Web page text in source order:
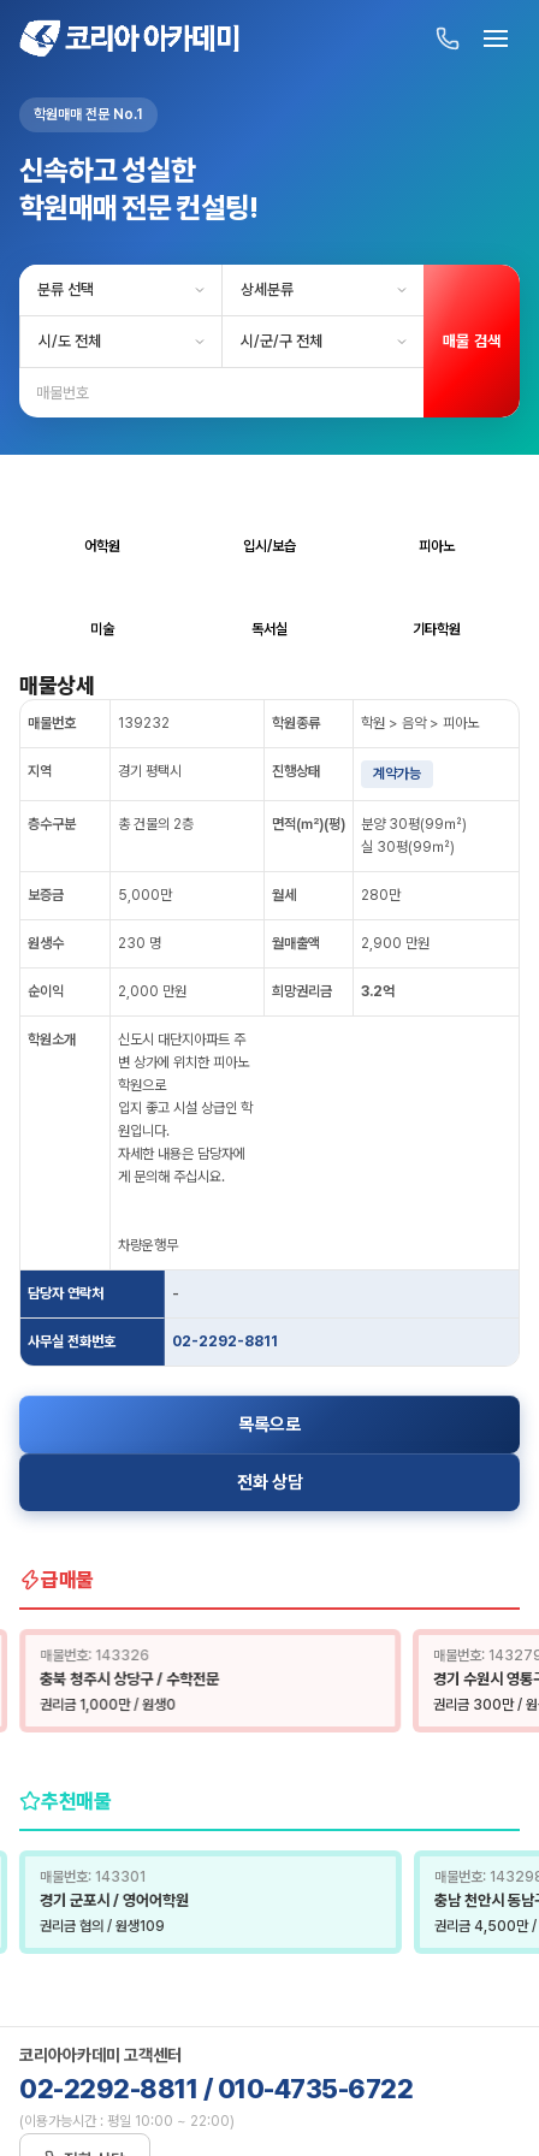
학원매매 전문 No.1
신속하고 성실한
학원매매 전문 컨설팅!
매물 검색
어학원 입시/보습 피아노
미술 독서실 기타학원
급매물
매물번호: 143326
충북 청주시 상당구 / 수학전문
권리금 1,000만 / 원생0
매물번호:
경기 수원시 영
권리금 300만 /
매물상세
매물번호 139232 학원종류 학원 > 음악 > 피아노
지역 경기 평택시 진행상태 계약가능
층수구분 총 건물의 2층 면적(㎡)(평)
분양 30평(99㎡)
실 30평(99㎡)
보증금 5,000만 월세 280만
원생수 230 명 월매출액 2,900 만원
순이익 2,000 만원 희망권리금 3.2억
학원소개
신도시 대단지아파트 주
변 상가에 위치한 피아노
학원으로
입지 좋고 시설 상급인 학
원입니다.
자세한 내용은 담당자에
게 문의해 주십시요.
차량운행무
담당자 연락처 -
사무실 전화번호 02-2292-8811
목록으로
전화 상담
추천매물
매물번호: 143301
경기 군포시 / 영어어학원
권리금 협의 / 원생109
매물번호:
충남 천안시 동
권리금 4,500만
코리아아카데미 고객센터
02-2292-8811 / 010-4735-6722
(이용가능시간 : 평일 10:00 ~ 22:00)